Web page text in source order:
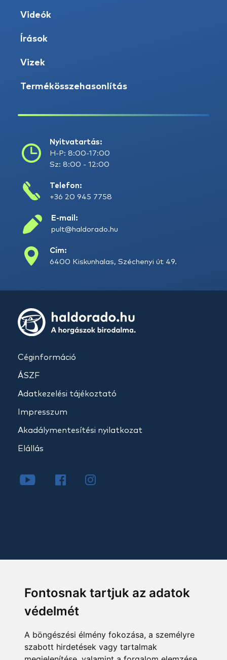
Fontosnak tartjuk az adatok
védelmét
A böngészési élmény fokozása, a személyre
szabott hirdetések vagy tartalmak
Videók
Írások
Vizek
Termékösszehasonlítás
Nyitvatartás:
H-P: 8:00-17:00
Sz: 8:00 - 12:00
Telefon:
+36 20 945 7758
E-mail:
pult@haldorado.hu
Cím:
6400 Kiskunhalas, Széchenyi út 49.
Céginformáció
ÁSZF
Adatkezelési tájékoztató
Impresszum
Akadálymentesítési nyilatkozat
Elállás